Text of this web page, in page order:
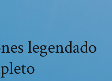
legendado